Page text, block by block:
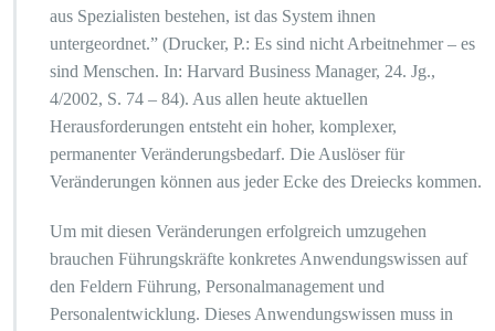
aus Spezialisten bestehen, ist das System ihnen
untergeordnet.” (Drucker, P.: Es sind nicht Arbeitnehmer – es
sind Menschen. In: Harvard Business Manager, 24. Jg.,
4/2002, S. 74 – 84). Aus allen heute aktuellen
Herausforderungen entsteht ein hoher, komplexer,
permanenter Veränderungsbedarf. Die Auslöser für
Veränderungen können aus jeder Ecke des Dreiecks kommen.
Um mit diesen Veränderungen erfolgreich umzugehen
brauchen Führungskräfte konkretes Anwendungswissen auf
den Feldern Führung, Personalmanagement und
Personalentwicklung. Dieses Anwendungswissen muss in